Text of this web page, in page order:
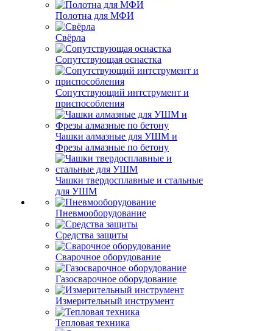
Полотна для МФИ
Свёрла
Сопутствующая оснастка
Сопутствующий интструмент и
приспособления
Чашки алмазные для УШМ и
Фрезы алмазные по бетону
Чашки твердосплавные и стальные
для УШМ
Пневмооборудование
Средства защиты
Сварочное оборудование
Газосварочное оборудование
Измерительный инструмент
Тепловая техника